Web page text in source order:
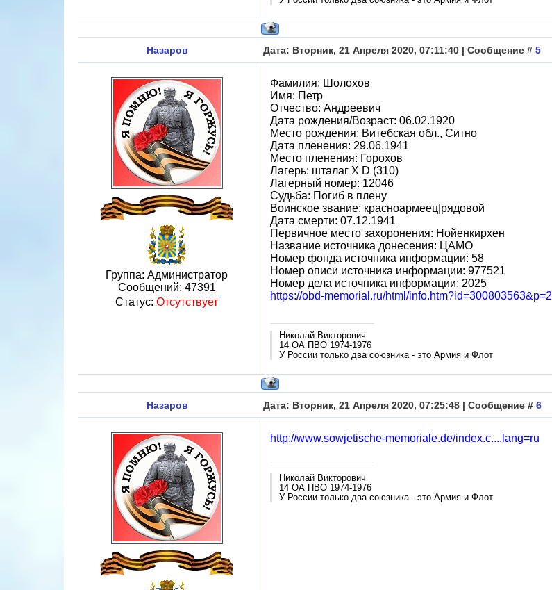
Назаров Дата: Вторник, 21 Апреля 2020, 07:11:40 | Сообщение # 5
Группа: Администратор
Сообщений: 47391
Статус: Отсутствует
Фамилия: Шолохов
Имя: Петр
Отчество: Андреевич
Дата рождения/Возраст: 06.02.1920
Место рождения: Витебская обл., Ситно
Дата пленения: 29.06.1941
Место пленения: Горохов
Лагерь: шталаг X D (310)
Лагерный номер: 12046
Судьба: Погиб в плену
Воинское звание: красноармеец|рядовой
Дата смерти: 07.12.1941
Первичное место захоронения: Нойенкирхен
Название источника донесения: ЦАМО
Номер фонда источника информации: 58
Номер описи источника информации: 977521
Номер дела источника информации: 2025
https://obd-memorial.ru/html/info.htm?id=300803563&p=2
Николай Викторович
14 ОА ПВО 1974-1976
У России только два союзника - это Армия и Флот
Назаров Дата: Вторник, 21 Апреля 2020, 07:25:48 | Сообщение # 6
http://www.sowjetische-memoriale.de/index.c....lang=ru
Николай Викторович
14 ОА ПВО 1974-1976
У России только два союзника - это Армия и Флот